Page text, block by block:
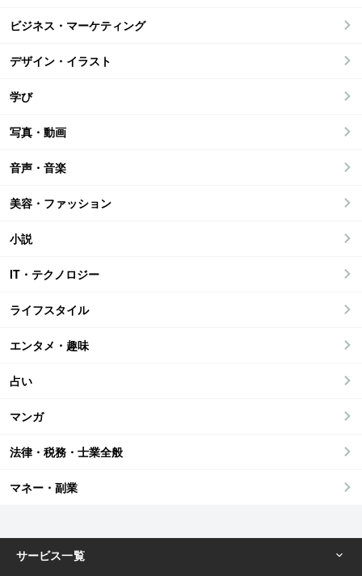
ビジネス・マーケティング
デザイン・イラスト
学び
写真・動画
音声・音楽
美容・ファッション
小説
IT・テクノロジー
ライフスタイル
エンタメ・趣味
占い
マンガ
法律・税務・士業全般
マネー・副業